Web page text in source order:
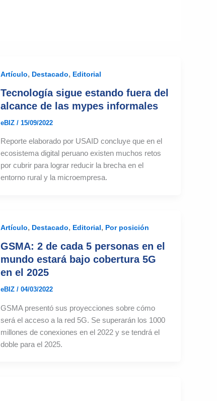
Artículo, Destacado, Editorial
Tecnología sigue estando fuera del
alcance de las mypes informales
eBIZ/15/09/2022
Reporte elaborado por USAID concluye que en el
ecosistema digital peruano existen muchos retos
por cubrir para lograr reducir la brecha en el
entorno rural y la microempresa.
Artículo, Destacado, Editorial, Por posición
GSMA: 2 de cada 5 personas en el
mundo estará bajo cobertura 5G
en el 2025
eBIZ/04/03/2022
GSMA presentó sus proyecciones sobre cómo
será el acceso a la red 5G. Se superarán los 1000
millones de conexiones en el 2022 y se tendrá el
doble para el 2025.